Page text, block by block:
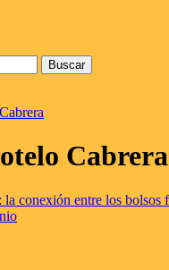
Cabrera